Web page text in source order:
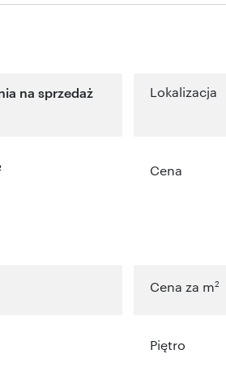
na sprzedaż Lokalizacja
Cena
Cena za m2
Piętro